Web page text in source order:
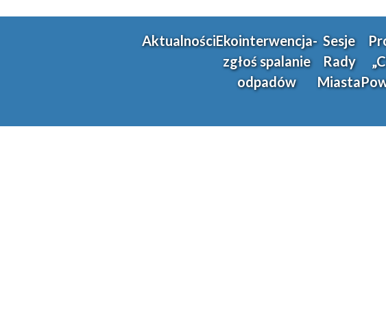
AktualnościEkointerwencja-
zgłoś spalanie
odpadów
Sesje
Rady
Miasta